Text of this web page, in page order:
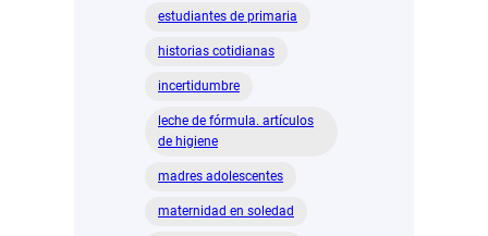
estudiantes de primaria
historias cotidianas
incertidumbre
leche de fórmula. artículos
de higiene
madres adolescentes
maternidad en soledad